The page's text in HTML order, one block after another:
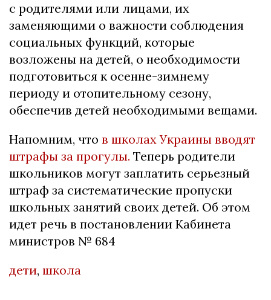
с родителями или лицами, их
заменяющими о важности соблюдения
социальных функций, которые
возложены на детей, о необходимости
подготовиться к осенне-зимнему
периоду и отопительному сезону,
обеспечив детей необходимыми вещами.
Напомним, что в школах Украины вводят
штрафы за прогулы. Теперь родители
школьников могут заплатить серьезный
штраф за систематические пропуски
школьных занятий своих детей. Об этом
идет речь в постановлении Кабинета
министров № 684
дети, школа